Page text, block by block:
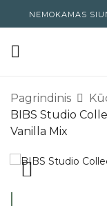
NEMOKAMAS
Pagrindinis
BIBS Studio
Vanilla Mix